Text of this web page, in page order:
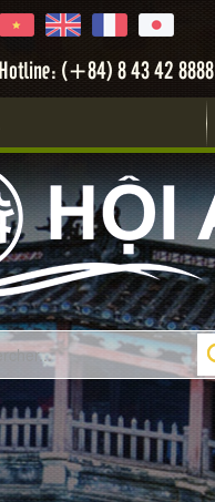
Hotline: (+84) 8 43 42 8888